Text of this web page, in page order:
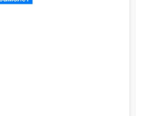
озеленённые
въезд
2r1439700#